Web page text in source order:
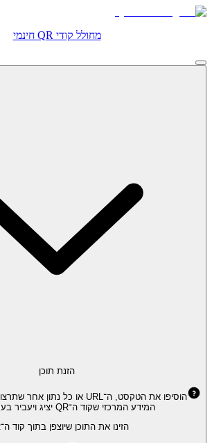
מחולל קודי QR חינמי
הזנת תוכן
המידע המרכזי שקוד ה־QR יציג ויעביר בעת הסריקה.
הזינו את התוכן שיוצפן בתוך קוד ה־QR.